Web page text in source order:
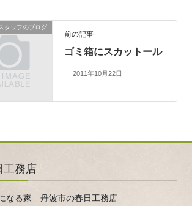
タッフのブログ
前の記事
ゴミ箱にスカットール
2011年10月22日
工務店
なる家 丹波市の春日工務店